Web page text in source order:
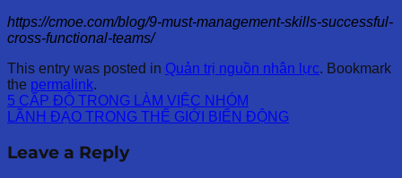
https://cmoe.com/blog/9-must-management-skills-successful-
cross-functional-teams/
This entry was posted in Quản trị nguồn nhân lực. Bookmark
the permalink.
5 CẤP ĐỘ TRONG LÀM VIỆC NHÓM
LÃNH ĐẠO TRONG THẾ GIỚI BIẾN ĐỘNG
Leave a Reply